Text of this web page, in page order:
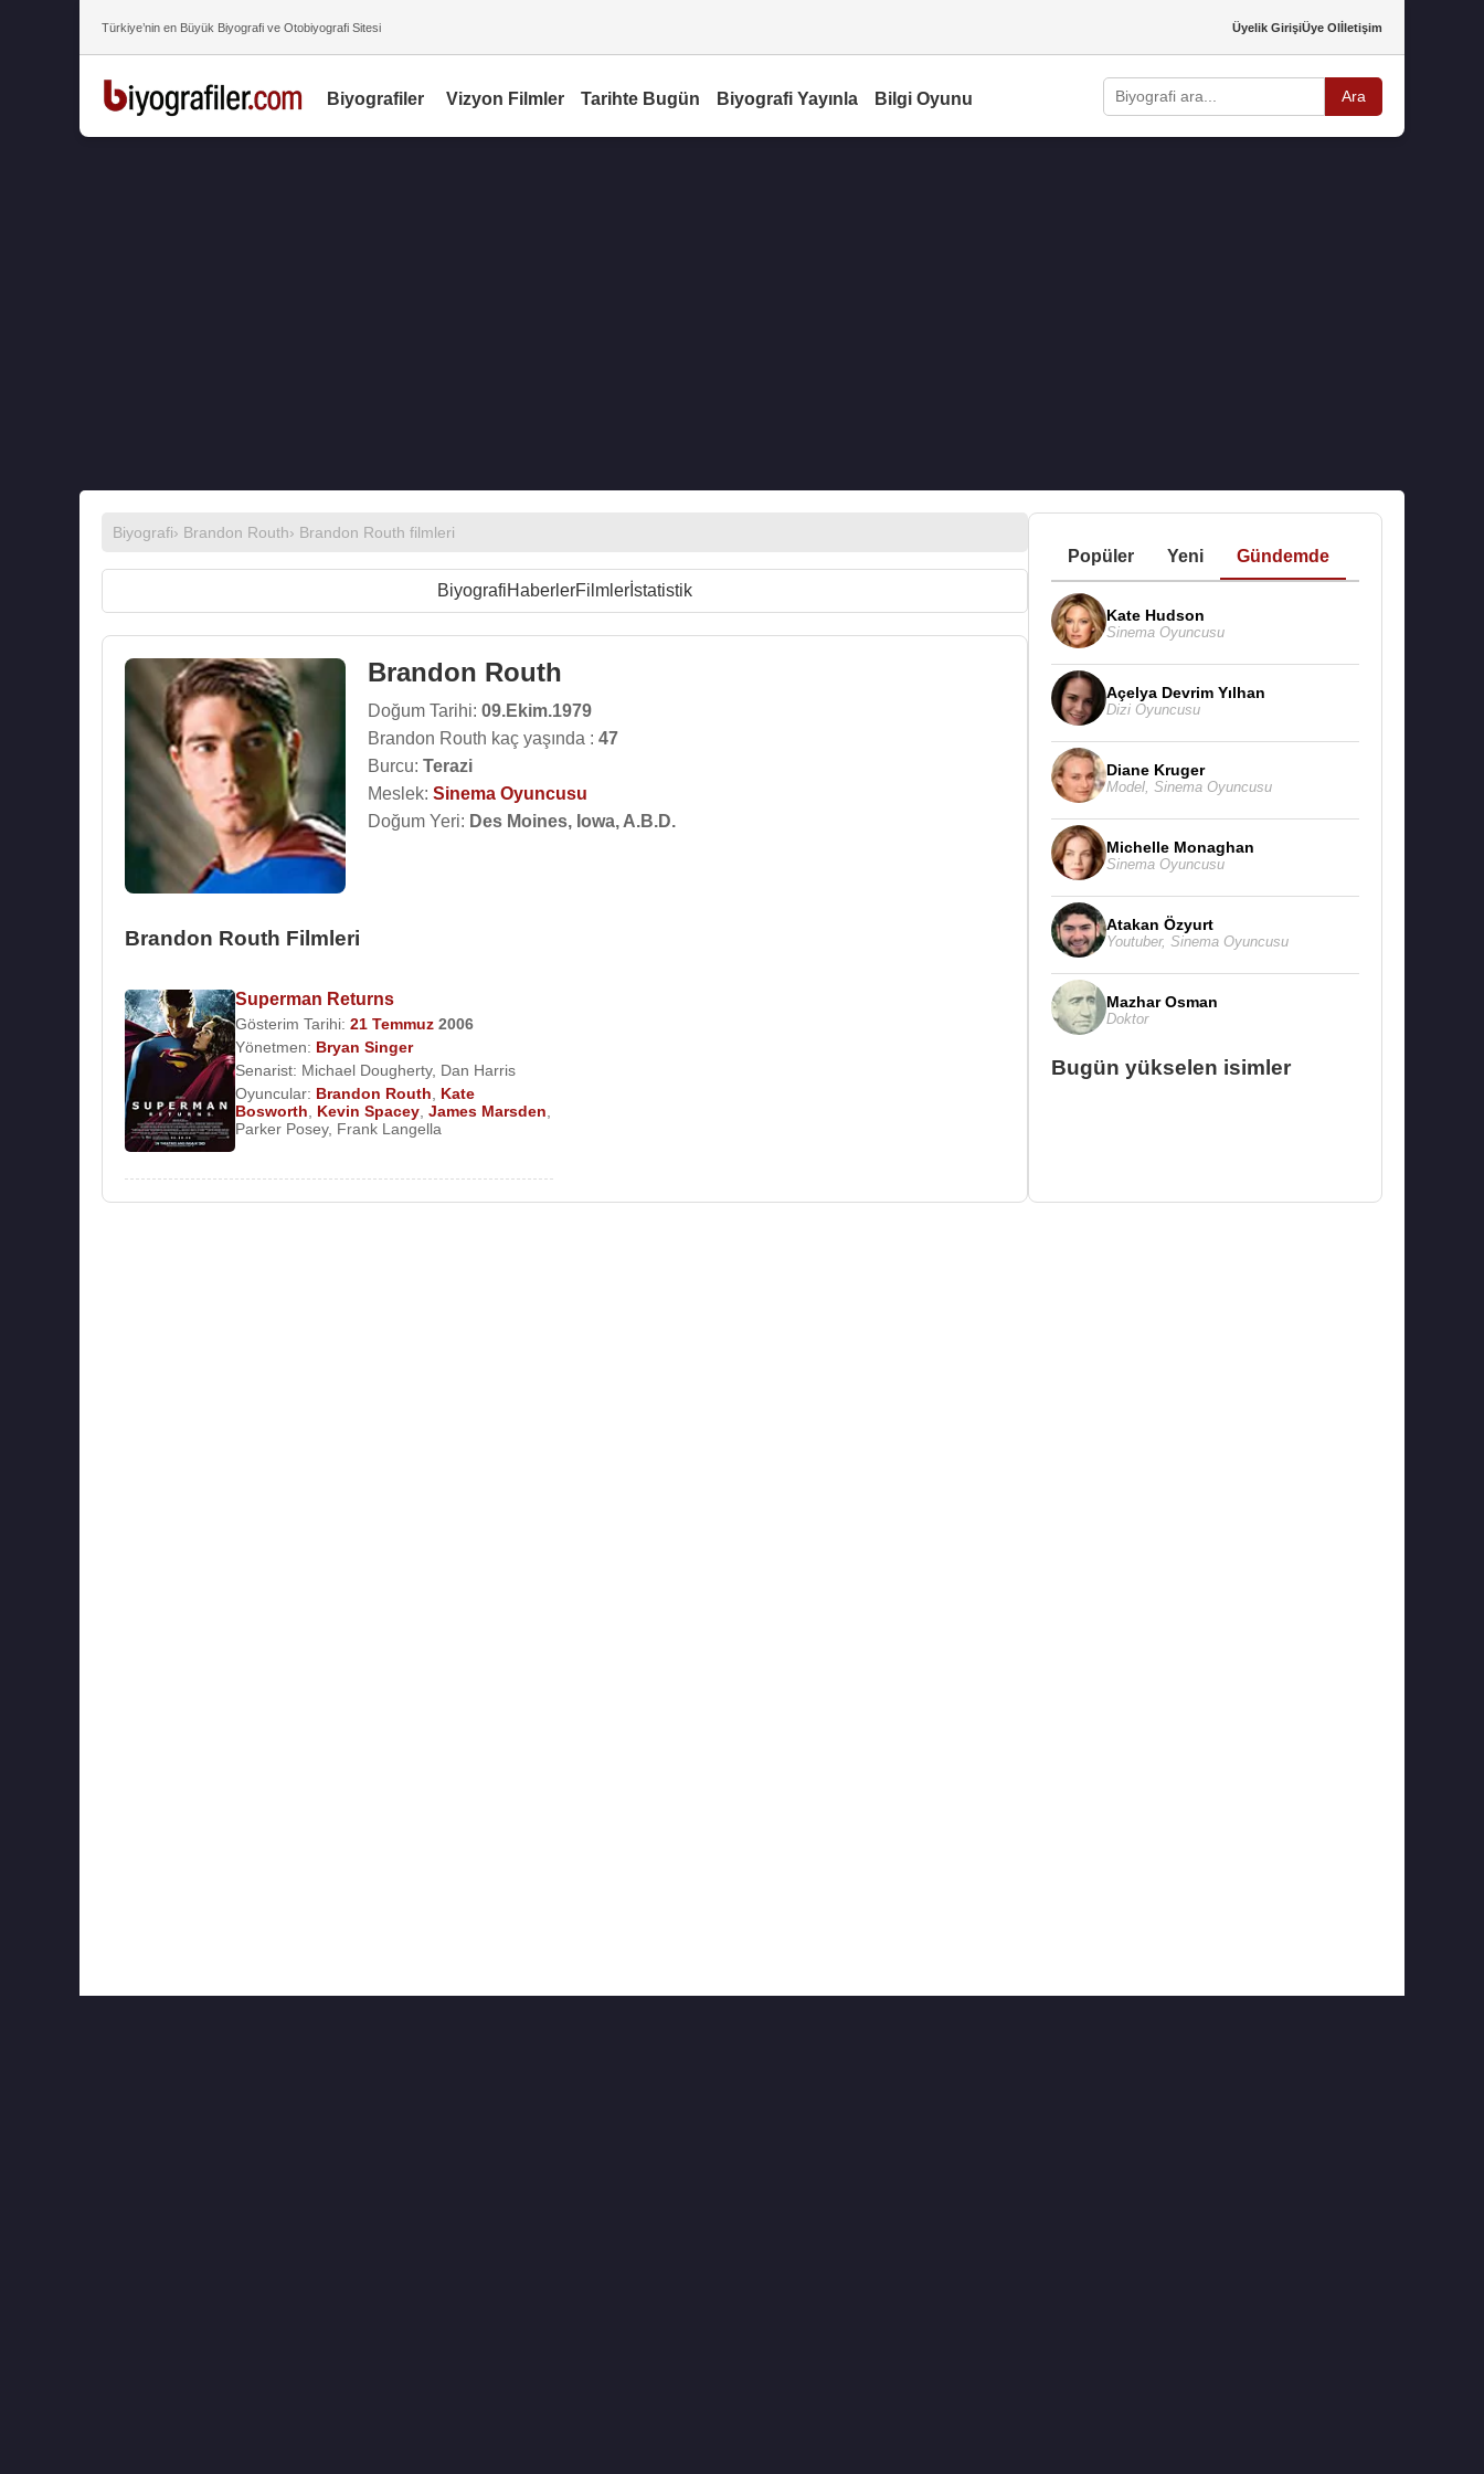
Türkiye’nin en Büyük Biyografi ve Otobiyografi Sitesi Üyelik GirişiÜye Olİletişim
Biyografiler Vizyon Filmler Tarihte Bugün Biyografi Yayınla Bilgi Oyunu Ara
Biyografi› Brandon Routh› Brandon Routh filmleri
BiyografiHaberlerFilmlerİstatistik
Brandon Routh
Doğum Tarihi: 09.Ekim.1979
Brandon Routh kaç yaşında : 47
Burcu: Terazi
Meslek: Sinema Oyuncusu
Doğum Yeri: Des Moines, Iowa, A.B.D.
Brandon Routh Filmleri
Superman Returns
Gösterim Tarihi: 21 Temmuz 2006
Yönetmen: Bryan Singer
Senarist: Michael Dougherty, Dan Harris
Oyuncular: Brandon Routh
Kate
Bosworth
Kevin Spacey James Marsden
Parker Posey, Frank Langella
Popüler Yeni Gündemde
Kate Hudson
Sinema Oyuncusu
Açelya Devrim Yılhan
Dizi Oyuncusu
Diane Kruger
Model, Sinema Oyuncusu
Michelle Monaghan
Sinema Oyuncusu
Atakan Özyurt
Youtuber, Sinema Oyuncusu
Mazhar Osman
Doktor
Bugün yükselen isimler